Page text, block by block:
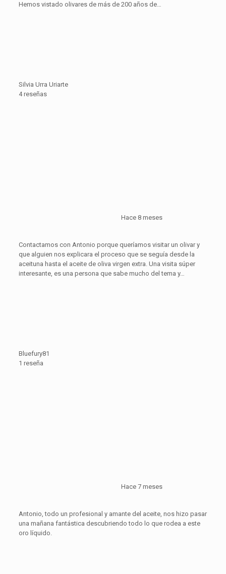
Hemos vistado olivares de más de 200 años de…
Silvia Urra Uriarte
4 reseñas
Hace 8 meses
Contactamos con Antonio porque queríamos visitar un olivar y
que alguien nos explicara el proceso que se seguía desde la
aceituna hasta el aceite de oliva virgen extra. Una visita súper
interesante, es una persona que sabe mucho del tema y…
Bluefury81
1 reseña
Hace 7 meses
Antonio, todo un profesional y amante del aceite, nos hizo pasar
una mañana fantástica descubriendo todo lo que rodea a este
oro líquido.